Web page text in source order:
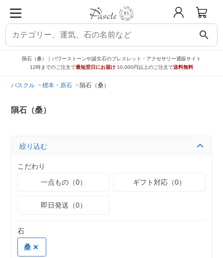
search
隕石（桑）｜パワーストーンや誕生石のブレスレット・アクセサリー通販サイト
12時までのご注文で最短翌日にお届け 10,000円以上のご注文で送料無料
パスクル 標本・原石 隕石（桑）
隕石（桑）
絞り込む
こだわり
一点もの（0）
ギフト対応（0）
即日発送（0）
石
桑